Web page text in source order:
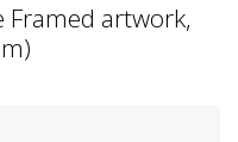
Framed artwork,